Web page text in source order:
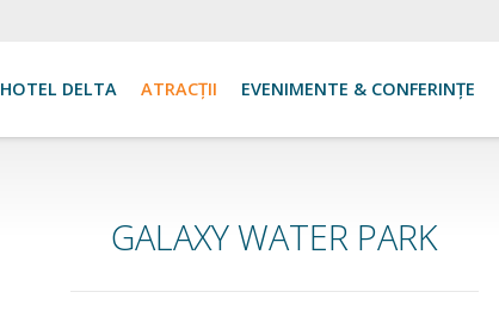
HOTEL DELTA ATRACŢII EVENIMENTE & CONFERINȚE
GALAXY WATER PARK